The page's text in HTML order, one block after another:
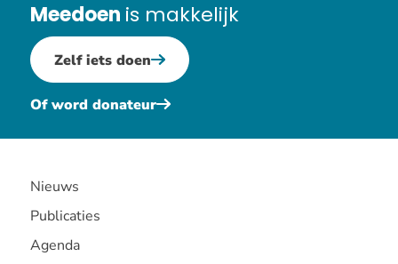
Meedoen is makkelijk
Zelf iets doen
Of word donateur
Nieuws
Publicaties
Agenda